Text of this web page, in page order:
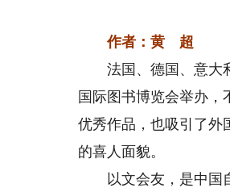
作者：黄 超
法国、德国、意大利
国际图书博览会举办
优秀作品，也吸引了外
的喜人面貌。
以文会友，是中国自